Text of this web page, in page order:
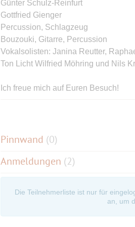
Günter Schulz-Reinfurt
Gottfried Gienger
Percussion, Schlagzeug
Bouzouki, Gitarre, Percussion
Vokalsolisten: Janina Reutter,
Ton Licht Wilfried Möhring und Nils
Ich freue mich auf Euren Besuch!
-
In Plochingen ist an diesem Tag der
Ihr könnt euch auf der Pinnwand
Pinnwand (0)
Anmeldungen (2)
Die Teilnehmerliste ist nur für
an, um